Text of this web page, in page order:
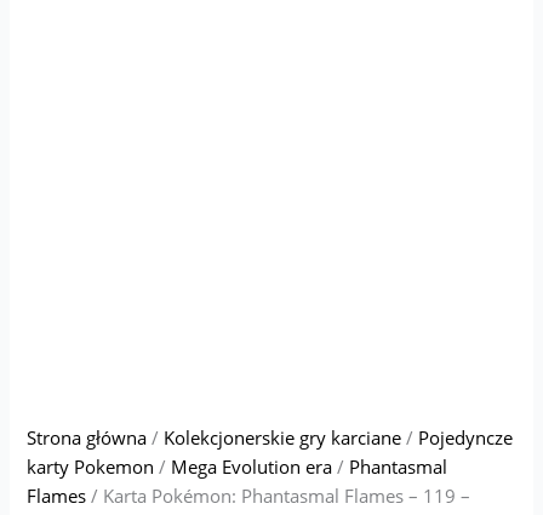
Strona główna / Kolekcjonerskie gry karciane / Pojedyncze
karty Pokemon / Mega Evolution era / Phantasmal
Flames / Karta Pokémon: Phantasmal Flames – 119 –